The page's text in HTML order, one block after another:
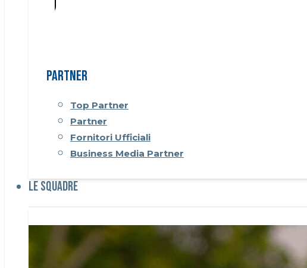
Partner
Top Partner
Partner
Fornitori Ufficiali
Business Media Partner
Le Squadre